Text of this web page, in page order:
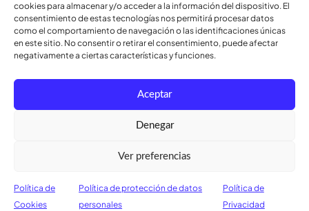
cookies para almacenar y/o acceder a la información del dispositivo. El
consentimiento de estas tecnologías nos permitirá procesar datos
como el comportamiento de navegación o las identificaciones únicas
en este sitio. No consentir o retirar el consentimiento, puede afectar
negativamente a ciertas características y funciones.
Aceptar
Denegar
Ver preferencias
Política de
Cookies
Política de protección de datos
personales
Política de
Privacidad
Cookies
PBX:(04) 372 5220
Celular:099 016
2715
Celular:098 580
2370
admisiones@lamoderna.edu.ec
Km 2,5 Vía a
Samborondón.